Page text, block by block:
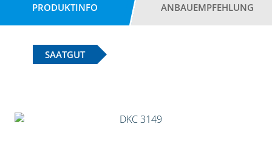
PRODUKTINFO ANBAUEMPFEHLUNG
SAATGUT